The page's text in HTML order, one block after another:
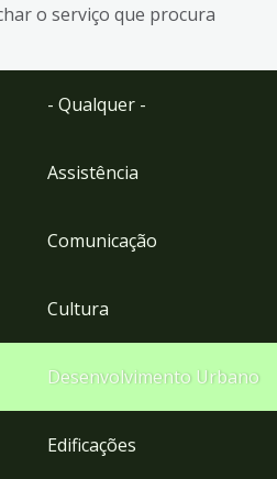
o serviço que procura
- Qualquer -
Assistência
Comunicação
Cultura
Desenvolvimento Urbano
Edificações